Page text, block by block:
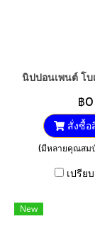
นิปปอนเพนต์ โบ
฿0
สั่งซื้อ
(มีหลายคุณสม
เปรีย
New